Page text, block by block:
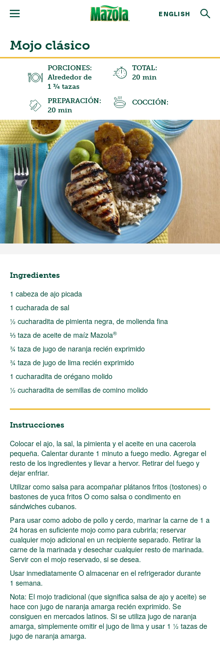
ENGLISH
Mojo clásico
PORCIONES:
Alrededor de
1 ¾ tazas
TOTAL:
20 min
PREPARACIÓN:
20 min
COCCIÓN:
Ingredientes
1 cabeza de ajo picada
1 cucharada de sal
½ cucharadita de pimienta negra, de molienda fina
⅓ taza de aceite de maíz Mazola®
¾ taza de jugo de naranja recién exprimido
¾ taza de jugo de lima recién exprimido
1 cucharadita de orégano molido
½ cucharadita de semillas de comino molido
Instrucciones
Colocar el ajo, la sal, la pimienta y el aceite en una cacerola
pequeña. Calentar durante 1 minuto a fuego medio. Agregar el
resto de los ingredientes y llevar a hervor. Retirar del fuego y
dejar enfriar.
Utilizar como salsa para acompañar plátanos fritos (tostones) o
bastones de yuca fritos O como salsa o condimento en
sándwiches cubanos.
Para usar como adobo de pollo y cerdo, marinar la carne de 1 a
24 horas en suficiente mojo como para cubrirla; reservar
cualquier mojo adicional en un recipiente separado. Retirar la
carne de la marinada y desechar cualquier resto de marinada.
Servir con el mojo reservado, si se desea.
Usar inmediatamente O almacenar en el refrigerador durante
1 semana.
Nota: El mojo tradicional (que significa salsa de ajo y aceite) se
hace con jugo de naranja amarga recién exprimido. Se
consiguen en mercados latinos. Si se utiliza jugo de naranja
amarga, simplemente omitir el jugo de lima y usar 1 ½ tazas de
jugo de naranja amarga.